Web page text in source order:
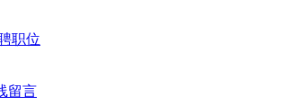
职位
留言